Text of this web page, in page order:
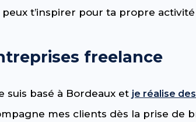
t’inspirer pour ta propre
freelance
suis basé à Bordeaux et je réalise
mes clients dès la prise de